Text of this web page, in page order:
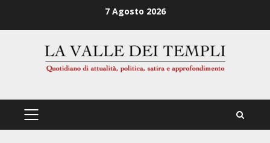
7 Agosto 2026
PRIMÄRES